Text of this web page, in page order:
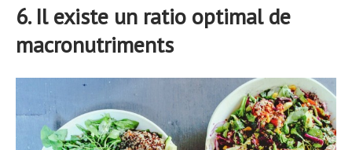
6. Il existe un ratio optimal de
macronutriments